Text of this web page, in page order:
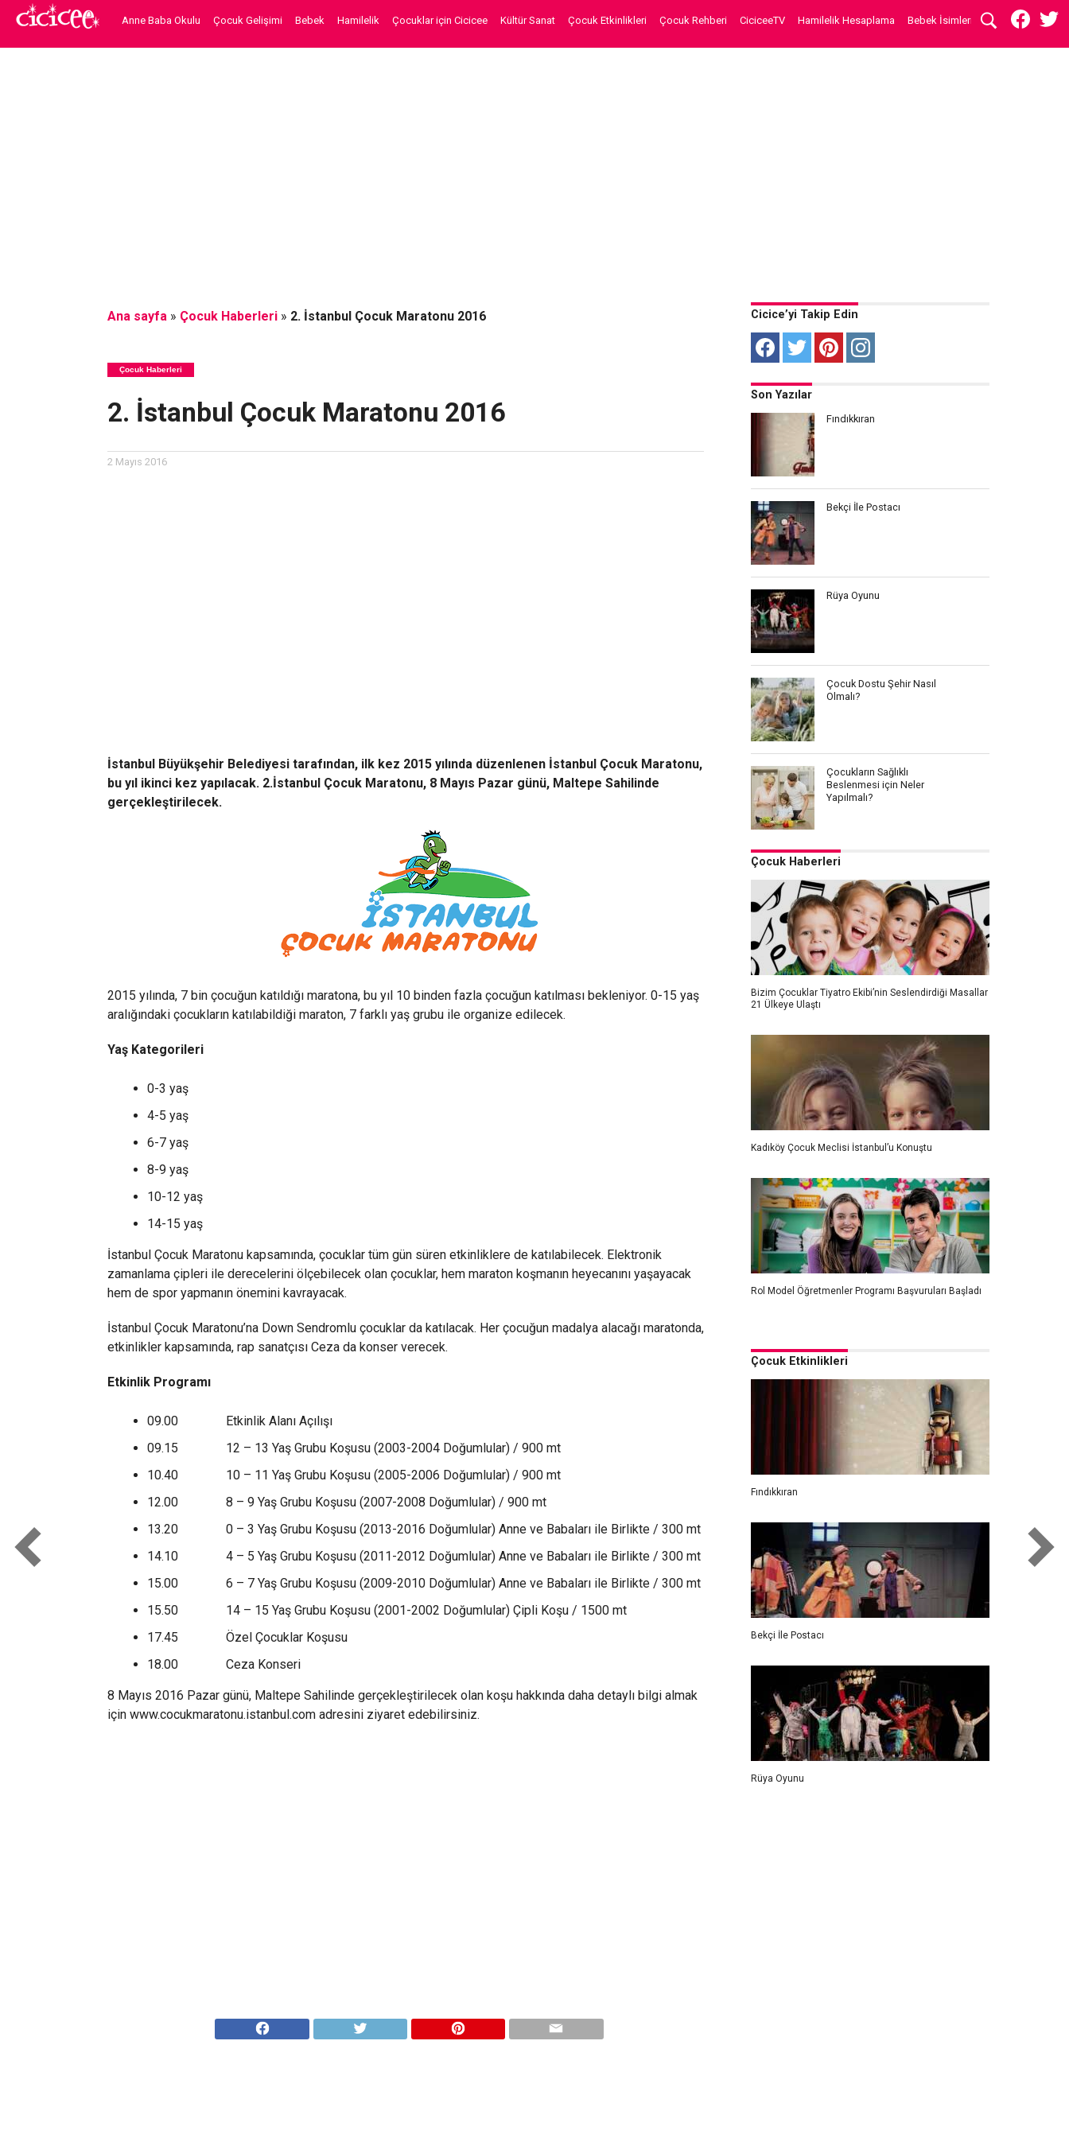
Anne Baba Okulu Çocuk Gelişimi Bebek Hamilelik Çocuklar için Cicicee Kültür Sanat Çocuk Etkinlikleri Çocuk Rehberi CiciceeTV Hamilelik Hesaplama Bebek İsimleri
Ana sayfa» Çocuk Haberleri» 2. İstanbul Çocuk Maratonu 2016
Çocuk Haberleri
2. İstanbul Çocuk Maratonu 2016
2 Mayıs 2016
İstanbul Büyükşehir Belediyesi tarafından, ilk kez 2015 yılında düzenlenen İstanbul Çocuk Maratonu,
bu yıl ikinci kez yapılacak. 2.İstanbul Çocuk Maratonu, 8 Mayıs Pazar günü, Maltepe Sahilinde
gerçekleştirilecek.
2015 yılında, 7 bin çocuğun katıldığı maratona, bu yıl 10 binden fazla çocuğun katılması bekleniyor. 0-15 yaş
aralığındaki çocukların katılabildiği maraton, 7 farklı yaş grubu ile organize edilecek.
Yaş Kategorileri
0-3 yaş
4-5 yaş
6-7 yaş
8-9 yaş
10-12 yaş
14-15 yaş
İstanbul Çocuk Maratonu kapsamında, çocuklar tüm gün süren etkinliklere de katılabilecek. Elektronik
zamanlama çipleri ile derecelerini ölçebilecek olan çocuklar, hem maraton koşmanın heyecanını yaşayacak
hem de spor yapmanın önemini kavrayacak.
İstanbul Çocuk Maratonu’na Down Sendromlu çocuklar da katılacak. Her çocuğun madalya alacağı maratonda,
etkinlikler kapsamında, rap sanatçısı Ceza da konser verecek.
Etkinlik Programı
09.00 Etkinlik Alanı Açılışı
09.15 12 – 13 Yaş Grubu Koşusu (2003-2004 Doğumlular) / 900 mt
10.40 10 – 11 Yaş Grubu Koşusu (2005-2006 Doğumlular) / 900 mt
12.00 8 – 9 Yaş Grubu Koşusu (2007-2008 Doğumlular) / 900 mt
13.20 0 – 3 Yaş Grubu Koşusu (2013-2016 Doğumlular) Anne ve Babaları ile Birlikte / 300 mt
14.10 4 – 5 Yaş Grubu Koşusu (2011-2012 Doğumlular) Anne ve Babaları ile Birlikte / 300 mt
15.00 6 – 7 Yaş Grubu Koşusu (2009-2010 Doğumlular) Anne ve Babaları ile Birlikte / 300 mt
15.50 14 – 15 Yaş Grubu Koşusu (2001-2002 Doğumlular) Çipli Koşu / 1500 mt
17.45 Özel Çocuklar Koşusu
18.00 Ceza Konseri
8 Mayıs 2016 Pazar günü, Maltepe Sahilinde gerçekleştirilecek olan koşu hakkında daha detaylı bilgi almak
için www.cocukmaratonu.istanbul.com adresini ziyaret edebilirsiniz.
Cicice’yi Takip Edin
Son Yazılar
Fındıkkıran
Bekçi İle Postacı
Rüya Oyunu
Çocuk Dostu Şehir Nasıl
Olmalı?
Çocukların Sağlıklı
Beslenmesi için Neler
Yapılmalı?
Çocuk Haberleri
Bizim Çocuklar Tiyatro Ekibi’nin Seslendirdiği Masallar
21 Ülkeye Ulaştı
Kadıköy Çocuk Meclisi İstanbul’u Konuştu
Rol Model Öğretmenler Programı Başvuruları Başladı
Çocuk Etkinlikleri
Fındıkkıran
Bekçi İle Postacı
Rüya Oyunu